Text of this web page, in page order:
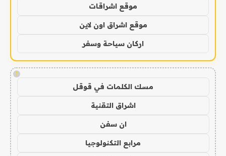
موقع اشراقات
موقع اشراق اون لاين
اركان سياحة وسفر
!
مسك الكلمات في قوقل
اشراق التقنية
ان سفن
مرابع التكنولوجيا